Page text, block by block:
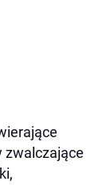
zwalczające